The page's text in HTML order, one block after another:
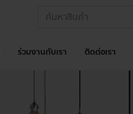
ร่วมงานกับเรา ติดต่อเรา